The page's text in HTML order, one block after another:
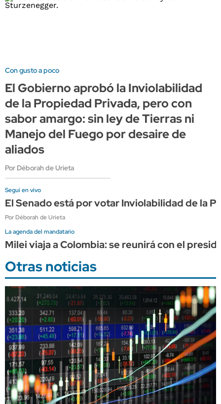
Con gusto a poco
El Gobierno aprobó la Inviolabilidad
de la Propiedad Privada, pero con
sabor amargo: sin ley de Tierras ni
Manejo del Fuego por desaire de
aliados
Por Déborah de Urieta
Seguí en vivo
El Senado está por votar Inviolabilidad de la
Por Déborah de Urieta
La agenda del mandatario
Milei viaja a Colombia: se reunirá con el
Otras noticias